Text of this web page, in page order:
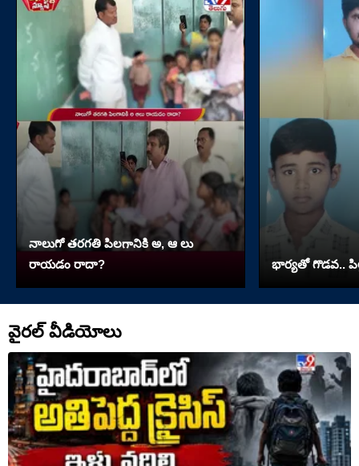
నాలుగో త‌ర‌గతి పిలగానికి అ, ఆ లు
రాయ‌డం రాదా?
భార్యతో గొడవ..
వైరల్ వీడియోలు